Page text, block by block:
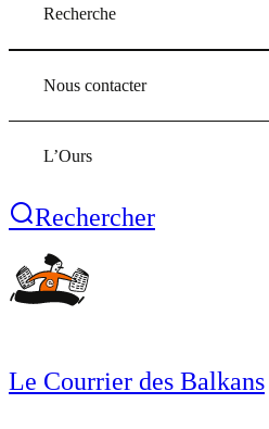
Recherche
Nous contacter
L’Ours
Rechercher
Le Courrier des Balkans